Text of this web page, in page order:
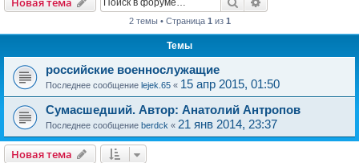
2 темы • Страница 1 из 1
Темы
российские военнослужащие
Последнее сообщение lejek.65 « 15 апр 2015, 01:50
Сумасшедший. Автор: Анатолий Антропов
Последнее сообщение berdck « 21 янв 2014, 23:37
Новая тема